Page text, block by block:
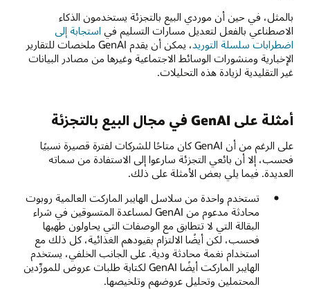
بالمثل، في حين أن موردي البيع بالتجزئة يستخدمون الذكاء
الاصطناعي بالفعل لتعديل مسارات التسليم في استجابة إلى
اضطرابات سلسلة التوريد
، يمكن أن يقدم GenAI ملخصات للتقارير
الإخبارية ومنشورات الوسائط الاجتماعية وغيرها من مصادر البيانات
غير التقليدية لزيادة هذه التحليلات.
أمثلة على GenAI في مجال البيع بالتجزئة
على الرغم من أن GenAI كان متاحًا للشركات لفترة قصيرة نسبيًا
فحسب، إلا أن بائعي التجزئة سارعوا إلى الاستفادة من سماته
العديدة. فيما يلي بعض الأمثلة على ذلك.
تستخدم واحدة من سلاسل الهايبر الماركت العالمية روبوت
محادثة مدعوم من GenAI لمساعدة المتسوقين في شراء
البقالة التي لا تتطابق مع الوصفات التي يحاولون طهيها
فحسب، لكن أيضًا الالتزام بقيودهم الغذائية، كل ذلك مع
استخدام نغمة محادثة ودية. على الجانب الخلفي، يستخدم
الهايبر الماركت أيضًا GenAI لكتابة طلبات عروض للمورِّدين
المحتملين وتحليل عروضهم وتلخيصها.